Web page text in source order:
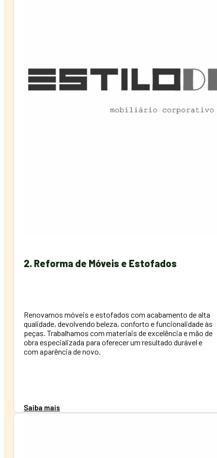
2. Reforma de Móveis e Estofados
Renovamos móveis e estofados com acabamento de alta
qualidade, devolvendo beleza, conforto e funcionalidade às
peças. Trabalhamos com materiais de excelência e mão de
obra especializada para oferecer um resultado durável e
com aparência de novo.
Saiba mais